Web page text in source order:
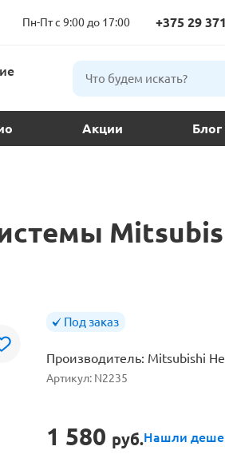
Пн-Пт с 9:00 до 17:00 +375 29
Акции Блог
Под заказ
Производитель: Mitsubishi
Артикул: N2235
1 580 руб.Нашли